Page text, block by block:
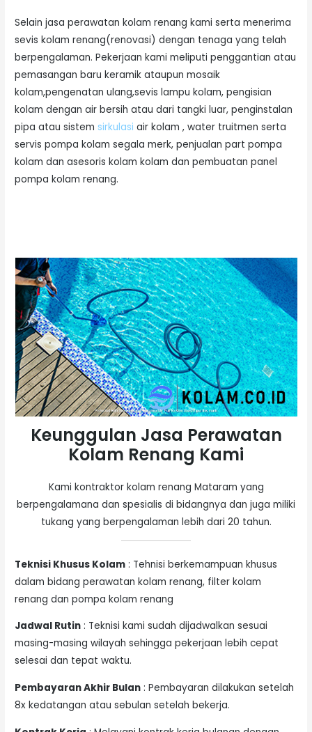
Selain jasa perawatan kolam renang kami serta menerima
sevis kolam renang(renovasi) dengan tenaga yang telah
berpengalaman. Pekerjaan kami meliputi penggantian atau
pemasangan baru keramik ataupun mosaik
kolam,pengenatan ulang,sevis lampu kolam, pengisian
kolam dengan air bersih atau dari tangki luar, penginstalan
pipa atau sistem sirkulasi air kolam , water truitmen serta
servis pompa kolam segala merk, penjualan part pompa
kolam dan asesoris kolam kolam dan pembuatan panel
pompa kolam renang.
Keunggulan Jasa Perawatan
Kolam Renang Kami
Kami kontraktor kolam renang Mataram yang
berpengalamana dan spesialis di bidangnya dan juga miliki
tukang yang berpengalaman lebih dari 20 tahun.
Teknisi Khusus Kolam : Tehnisi berkemampuan khusus
dalam bidang perawatan kolam renang, filter kolam
renang dan pompa kolam renang
Jadwal Rutin : Teknisi kami sudah dijadwalkan sesuai
masing-masing wilayah sehingga pekerjaan lebih cepat
selesai dan tepat waktu.
Pembayaran Akhir Bulan : Pembayaran dilakukan setelah
8x kedatangan atau sebulan setelah bekerja.